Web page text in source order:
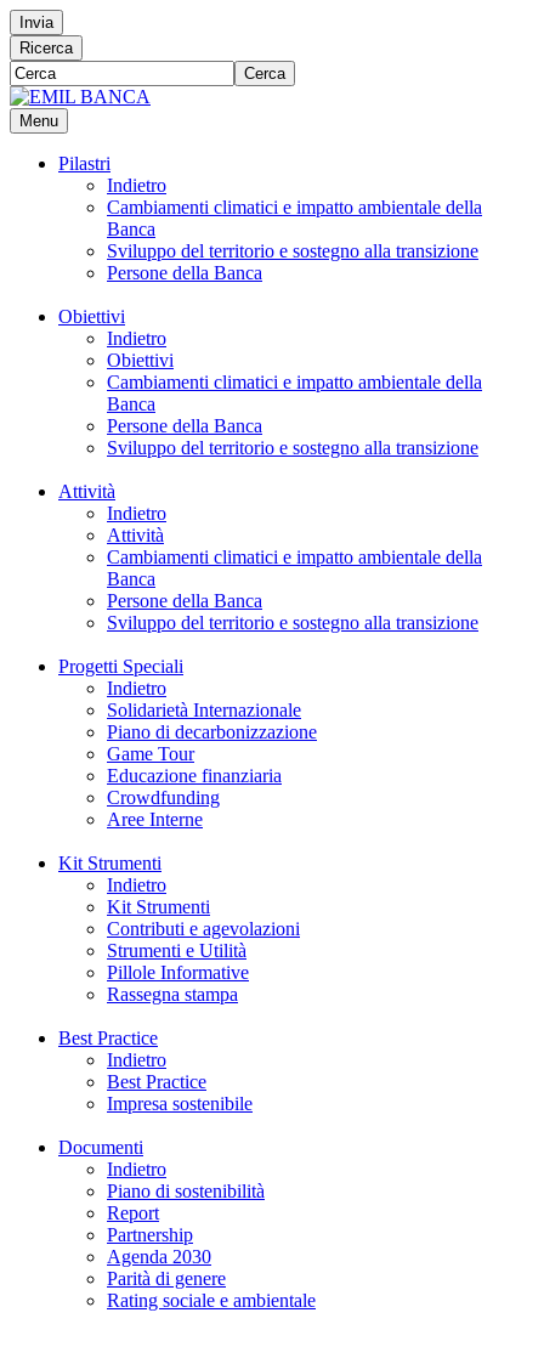
Invia
Ricerca
Cerca
Menu
Pilastri
Indietro
Cambiamenti climatici e impatto ambientale della
Banca
Sviluppo del territorio e sostegno alla transizione
Persone della Banca
Obiettivi
Indietro
Obiettivi
Cambiamenti climatici e impatto ambientale della
Banca
Persone della Banca
Sviluppo del territorio e sostegno alla transizione
Attività
Indietro
Attività
Cambiamenti climatici e impatto ambientale della
Banca
Persone della Banca
Sviluppo del territorio e sostegno alla transizione
Progetti Speciali
Indietro
Solidarietà Internazionale
Piano di decarbonizzazione
Game Tour
Educazione finanziaria
Crowdfunding
Aree Interne
Kit Strumenti
Indietro
Kit Strumenti
Contributi e agevolazioni
Strumenti e Utilità
Pillole Informative
Rassegna stampa
Best Practice
Indietro
Best Practice
Impresa sostenibile
Documenti
Indietro
Piano di sostenibilità
Report
Partnership
Agenda 2030
Parità di genere
Rating sociale e ambientale